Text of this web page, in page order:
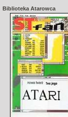
Biblioteka Atarowca